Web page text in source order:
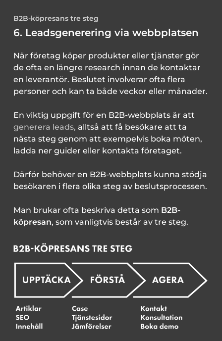
B2B-köpresans tre steg
6. Leadsgenerering via webbplatsen
När företag köper produkter eller tjänster gör
de ofta en längre research innan de kontaktar
en leverantör. Beslutet involverar ofta flera
personer och kan ta både veckor eller månader.
En viktig uppgift för en B2B-webbplats är att
generera leads, alltså att få besökare att ta
nästa steg genom att exempelvis boka möten,
ladda ner guider eller kontakta företaget.
Därför behöver en B2B-webbplats kunna stödja
besökaren i flera olika steg av beslutsprocessen.
Man brukar ofta beskriva detta som B2B-
köpresan, som vanligtvis består av tre steg.